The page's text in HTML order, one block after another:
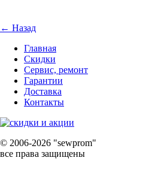
← Назад
Главная
Скидки
Сервис, ремонт
Гарантии
Доставка
Контакты
© 2006-2026 "sewprom"
все права защищены